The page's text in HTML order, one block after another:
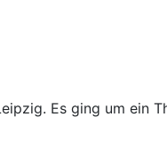
Es ging um ein